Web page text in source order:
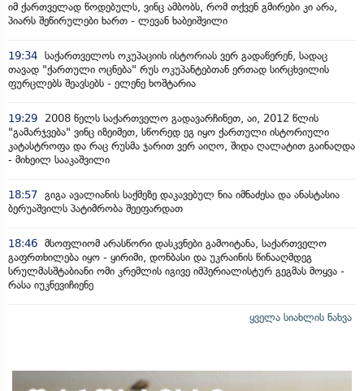
იმ ქართველად წოდებულს, ვინც ამბობს, რომ თქვენ გმირები კი არა,
პიარს შეწირულები ხართ - ლევან ხაბეიშვილი
19:34 საქართველოს ოკუპაციის ისტორიას ვერ გადაწერენ, სადაც
თავად "ქართული ოცნება" რუს ოკუპანტებთან ერთად სირცხვილის
ფურცლებს შეავსებს - ელენე ხოშტარია
19:29
2008 წელს საქართველო გადავარჩინეთ, აი, 2012 წლის
"გამარჯვება" ვინც იზეიმეთ, სწორედ ეგ იყო ქართული ისტორიული
კატასტროფა და რაც რუსმა ჯარით ვერ აიღო, შიდა ღალატით გაინაღდა
- მიხეილ სააკაშვილი
18:57 გიგა ავალიანის საქმეზე დაკავებულ ნია იმნაძესა და ანასტასია
ბერუაშვილს პატიმრობა შეეფარდათ
18:46 მსოფლიომ არასწორი დასკვნები გამოიტანა, საქართველო
გაფრთხილება იყო - ყირიმი, დონბასი და უკრაინის წინააღმდეგ
სრულმასშტაბიანი ომი კრემლის იგივე იმპერიალისტურ გეგმას მოყვა -
რასა იუკნევიჩიენე
ყველა სიახლის ნახვა